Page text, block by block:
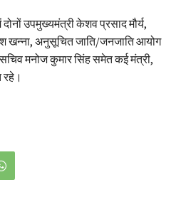
उपमुख्यमंत्री केशव प्रसाद मौर्य,
खन्ना, अनुसूचित जाति/जनजाति आयोग
मनोज कुमार सिंह समेत कई मंत्री,
रहे।